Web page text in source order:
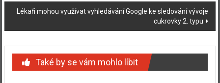
Lékaři mohou využívat vyhledávání Google ke sledování vývoje
cukrovky 2. typu
Také by se vám mohlo líbit